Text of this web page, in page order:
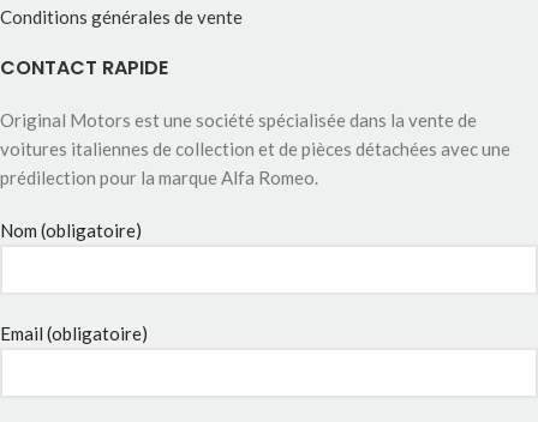
Conditions générales de vente
CONTACT RAPIDE
Original Motors est une société spécialisée dans la vente de
voitures italiennes de collection et de pièces détachées avec une
prédilection pour la marque Alfa Romeo.
Nom (obligatoire)
Email (obligatoire)